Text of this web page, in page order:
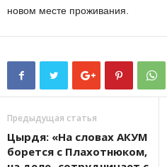
новом месте проживания.
Предыдущая статья
Цырдя: «На словах АКУМ
борется с Плахотнюком,